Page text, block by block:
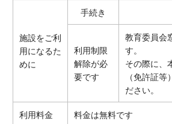
施設をご利
用になるた
めに
手続き
利用制限
解除が必
要です
教育委員会
す。
その際に、
（免許証等
ださい。
利用料金 料金は無料です